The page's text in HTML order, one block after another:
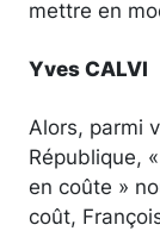
mettre en
Yves CALVI
Alors, parmi
République,
en coûte »
coût,